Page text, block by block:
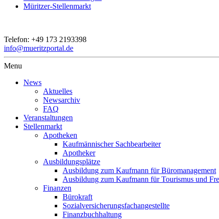
Müritzer-Stellenmarkt
Telefon: +49 173 2193398
info@mueritzportal.de
Menu
News
Aktuelles
Newsarchiv
FAQ
Veranstaltungen
Stellenmarkt
Apotheken
Kaufmännischer Sachbearbeiter
Apotheker
Ausbildungsplätze
Ausbildung zum Kaufmann für Büromanagement
Ausbildung zum Kaufmann für Tourismus und
Finanzen
Bürokraft
Sozialversicherungsfachangestellte
Finanzbuchhaltung